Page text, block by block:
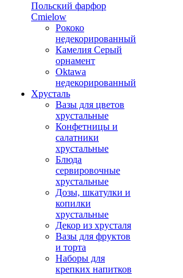
Польский фарфор
Сmielow
Рококо
недекорированный
Камелия Серый
орнамент
Oktawa
недекорированный
Хрусталь
Вазы для цветов
хрустальные
Конфетницы и
салатники
хрустальные
Блюда
сервировочные
хрустальные
Дозы, шкатулки и
копилки
хрустальные
Декор из хрусталя
Вазы для фруктов
и торта
Наборы для
крепких напитков